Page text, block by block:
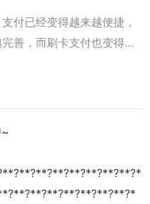
付已经变得越来越便捷，
善，而刷卡支付也变得越